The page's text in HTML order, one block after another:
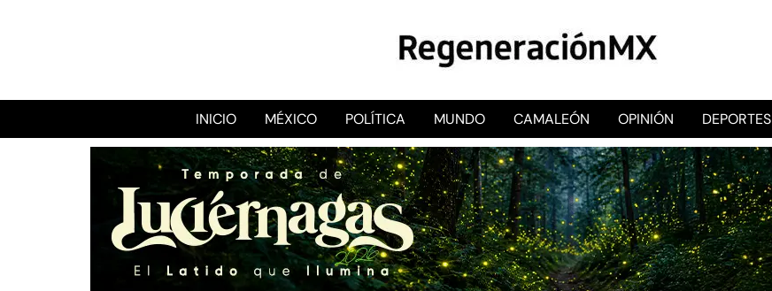
RegeneraciónMX
Sitio de noticias libre e independiente
INICIO MÉXICO POLÍTICA MUNDO CAMALEÓN OPINIÓN DEPORTES